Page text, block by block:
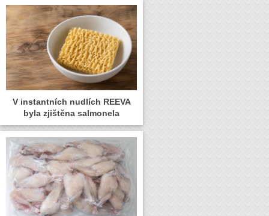
V instantních nudlích REEVA
byla zjištěna salmonela